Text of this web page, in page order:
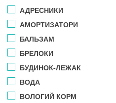
АДРЕСНИКИ
АМОРТИЗАТОРИ
БАЛЬЗАМ
БРЕЛОКИ
БУДИНОК-ЛЕЖАК
ВОДА
ВОЛОГИЙ КОРМ